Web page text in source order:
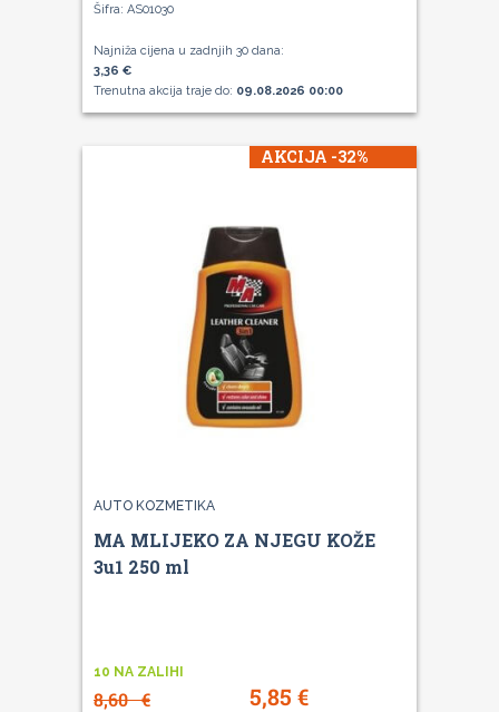
Šifra: AS01030
Najniža cijena u zadnjih 30 dana:
3,36 €
Trenutna akcija traje do: 09.08.2026 00:00
AKCIJA -32%
AUTO KOZMETIKA
MA MLIJEKO ZA NJEGU KOŽE
3u1 250 ml
10 NA ZALIHI
8,60€ 5,85 €